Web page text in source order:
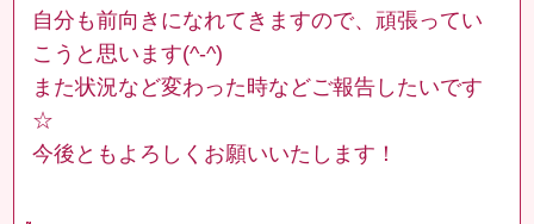
自分も前向きになれてきますので、頑張ってい
こうと思います(^-^)
また状況など変わった時などご報告したいです
☆
今後ともよろしくお願いいたします！